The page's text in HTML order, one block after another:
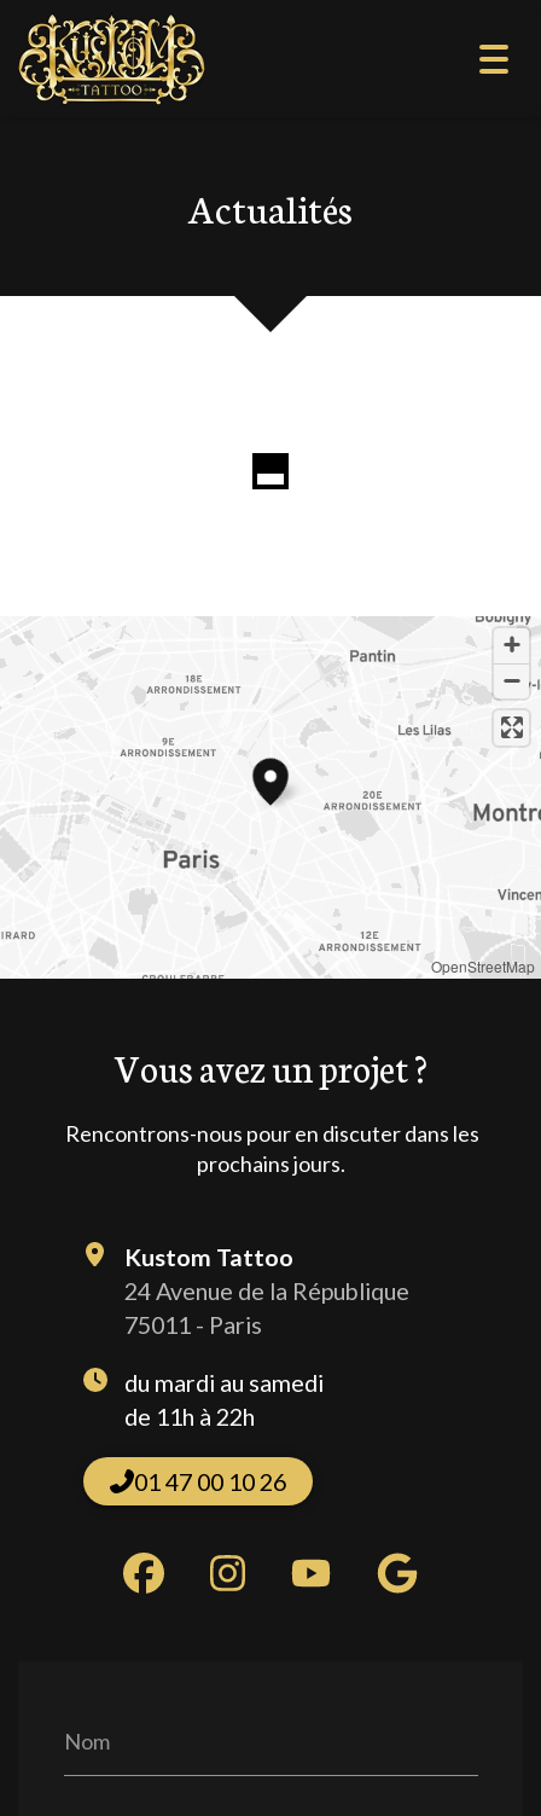
Actualités
OpenStreetMap
Vous avez un projet ?
Rencontrons-nous pour en discuter dans les
prochains jours.
Nom
Kustom Tattoo
24 Avenue de la République
75011 - Paris
du mardi au samedi
de 11h à 22h
01 47 00 10 26